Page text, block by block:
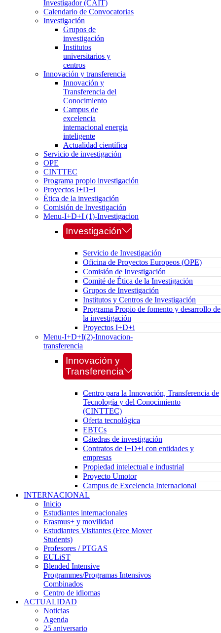
Investigador (CAIT)
Calendario de Convocatorias
Investigación
Grupos de
investigación
Institutos
universitarios y
centros
Innovación y transferencia
Innovación y
Transferencia del
Conocimiento
Campus de
excelencia
internacional energia
inteligente
Actualidad científica
Servicio de investigación
OPE
CINTTEC
Programa propio investigación
Proyectos I+D+i
Ética de la investigación
Comisión de Investigación
Menu-I+D+I (1)-Investigacion
Investigación
Servicio de Investigación
Oficina de Proyectos Europeos (OPE)
Comisión de Investigación
Comité de Ética de la Investigación
Grupos de Investigación
Institutos y Centros de Investigación
Programa Propio de fomento y desarrollo de
la investigación
Proyectos I+D+i
Menu-I+D+I(2)-Innovacion-
transferencia
Innovación y
Transferencia
Centro para la Innovación, Transferencia de
Tecnología y del Conocimiento
(CINTTEC)
Oferta tecnológica
EBTCs
Cátedras de investigación
Contratos de I+D+i con entidades y
empresas
Propiedad intelectual e industrial
Proyecto Umotor
Campus de Excelencia Internacional
INTERNACIONAL
Inicio
Estudiantes internacionales
Erasmus+ y movilidad
Estudiantes Visitantes (Free Mover
Students)
Profesores / PTGAS
EULiST
Blended Intensive
Programmes/Programas Intensivos
Combinados
Centro de idiomas
ACTUALIDAD
Noticias
Agenda
25 aniversario